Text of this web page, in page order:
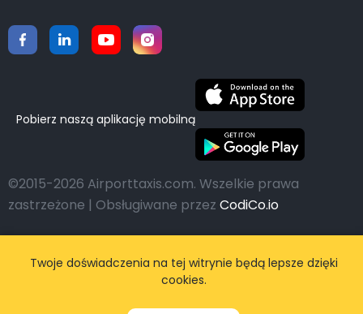
Pobierz naszą aplikację mobilną
©2015-2026 Airporttaxis.com. Wszelkie prawa
zastrzeżone | Obsługiwane przez CodiCo.io
Twoje doświadczenia na tej witrynie będą lepsze dzięki
cookies.